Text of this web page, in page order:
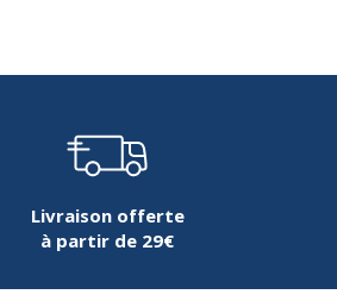
Livraison offerte
à partir de 29€